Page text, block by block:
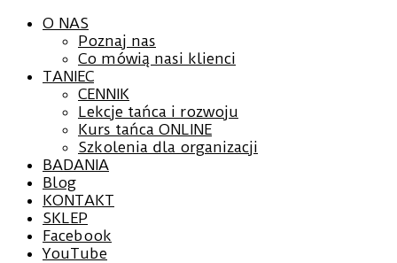
O NAS
Poznaj nas
Co mówią nasi klienci
TANIEC
CENNIK
Lekcje tańca i rozwoju
Kurs tańca ONLINE
Szkolenia dla organizacji
BADANIA
Blog
KONTAKT
SKLEP
Facebook
YouTube